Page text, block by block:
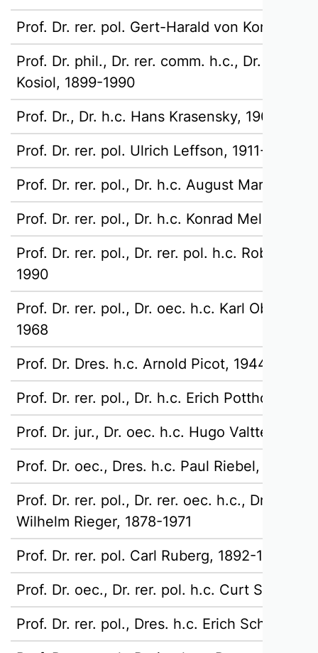
Prof. Dr. rer. pol. Gert-Harald von
Prof. Dr. phil., Dr. rer. comm. h.c., Dr. rer.
Kosiol, 1899-1990
Prof. Dr., Dr. h.c. Hans Krasensky, 1903-
Prof. Dr. rer. pol. Ulrich Leffson, 1911-1989
Prof. Dr. rer. pol., Dr. h.c. August Marx,
Prof. Dr. rer. pol., Dr. h.c. Konrad
Prof. Dr. rer. pol., Dr. rer. pol. h.c. Robert
1990
Prof. Dr. rer. pol., Dr. oec. h.c. Karl
1968
Prof. Dr. Dres. h.c. Arnold Picot, 1944-2017
Prof. Dr. rer. pol., Dr. h.c. Erich Potthoff,
Prof. Dr. jur., Dr. oec. h.c. Hugo Valtter
Prof. Dr. oec., Dres. h.c. Paul Riebel, 1988-
Prof. Dr. rer. pol., Dr. rer. oec. h.c., Dr. oec.
Wilhelm Rieger, 1878-1971
Prof. Dr. rer. pol. Carl Ruberg, 1892-1985
Prof. Dr. oec., Dr. rer. pol. h.c. Curt Sandig,
Prof. Dr. rer. pol., Dres. h.c. Erich Schäfer,